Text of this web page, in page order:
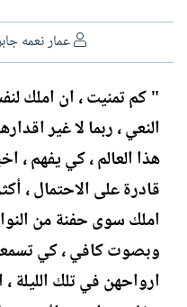
ا
ل
ا
ت
عمار نعمه
" كم تمنيت ، ان املك
النعي ، ربما لا غير
هذا العالم ، كي يفهم ،
قادرة على الاحتمال ،
املك سوى حفنة من
وبصوت كافي ، كي
ارواحهن في تلك الليلة ،